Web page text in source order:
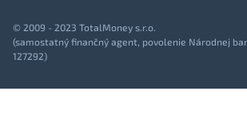
© 2009 - 2023 TotalMoney s.r.o.
(samostatný finančný agent, povolenie Národnej
127292)